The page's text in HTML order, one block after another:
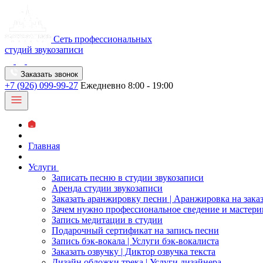
Сеть профессиональных
студий звукозаписи
Заказать звонок
+7 (926) 099-99-27 Ежедневно 8:00 - 19:00
Главная
Услуги
Записать песню в студии звукозаписи
Аренда студии звукозаписи
Заказать аранжировку песни | Аранжировка на заказ
Зачем нужно профессиональное сведение и
Запись медитации в студии
Подарочный сертификат на запись песни
Запись бэк-вокала | Услуги бэк-вокалиста
Заказать озвучку | Диктор озвучка текста